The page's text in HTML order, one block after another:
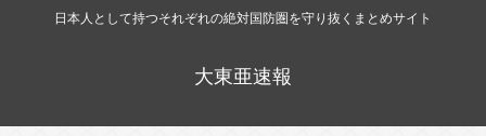
日本人として持つそれぞれの絶対国防圏を守り抜くまとめサイト
大東亜速報